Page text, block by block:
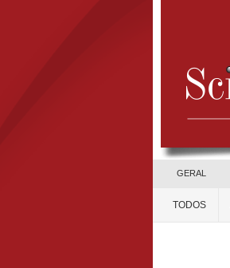
GERAL
TODOS